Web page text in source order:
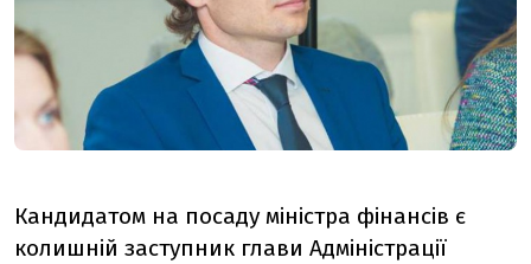
Кандидатом на посаду міністра фінансів є
колишній заступник глави Адміністрації